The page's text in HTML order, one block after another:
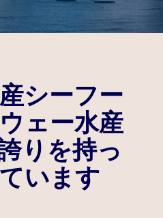
シーフー
ェー水産
りを持っ
います